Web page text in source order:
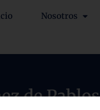
Nosotros
de Pablos